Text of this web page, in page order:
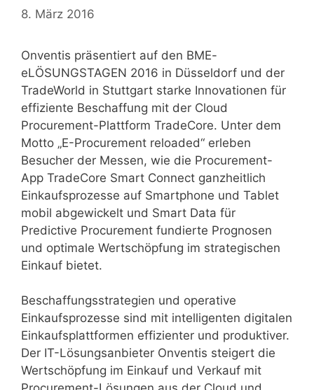
8. März 2016
Onventis präsentiert auf den BME-
eLÖSUNGSTAGEN 2016 in Düsseldorf und der
TradeWorld in Stuttgart starke Innovationen für
effiziente Beschaffung mit der Cloud
Procurement-Plattform TradeCore. Unter dem
Motto „E-Procurement reloaded“ erleben
Besucher der Messen, wie die Procurement-
App TradeCore Smart Connect ganzheitlich
Einkaufsprozesse auf Smartphone und Tablet
mobil abgewickelt und Smart Data für
Predictive Procurement fundierte Prognosen
und optimale Wertschöpfung im strategischen
Einkauf bietet.
Beschaffungsstrategien und operative
Einkaufsprozesse sind mit intelligenten digitalen
Einkaufsplattformen effizienter und produktiver.
Der IT-Lösungsanbieter Onventis steigert die
Wertschöpfung im Einkauf und Verkauf mit